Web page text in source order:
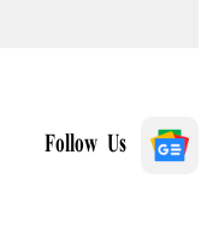
Follow Us